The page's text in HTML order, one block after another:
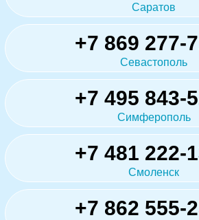
Саратов
+7 869 277-
Севастополь
+7 495 843-
Симферополь
+7 481 222-
Смоленск
+7 862 555-